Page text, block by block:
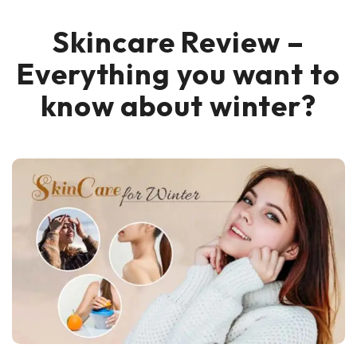
Skincare Review –
Everything you want to
know about winter?